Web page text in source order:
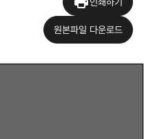
원본파일 다운로드